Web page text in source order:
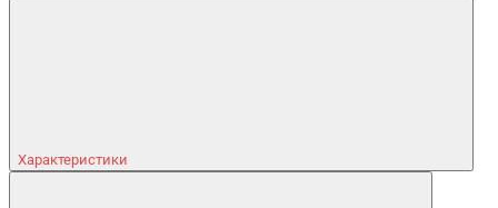
Характеристики